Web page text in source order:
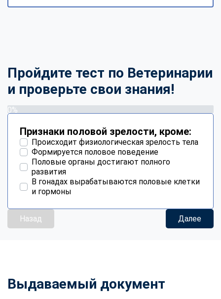
Пройдите тест по Ветеринарии
и проверьте свои знания!
0%
Признаки половой зрелости, кроме:
Происходит физиологическая зрелость тела
Формируется половое поведение
Половые органы достигают полного
развития
В гонадах вырабатываются половые клетки
и гормоны
Назад Далее
Выдаваемый документ